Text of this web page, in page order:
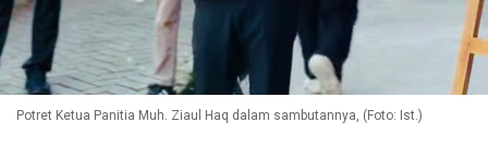
Potret Ketua Panitia Muh. Ziaul Haq dalam sambutannya, (Foto: Ist.)